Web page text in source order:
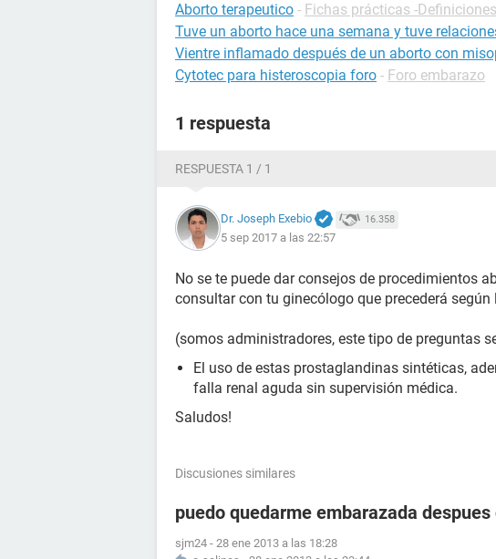
Aborto terapeutico - Fichas prácticas -Definiciones
Tuve un aborto hace una semana y tuve
Vientre inflamado después de un aborto con
Cytotec para histeroscopia foro - Foro embarazo
1 respuesta
RESPUESTA 1 / 1
Dr. Joseph Exebio 16.358
5 sep 2017 a las 22:57
No se te puede dar consejos de procedimientos
consultar con tu ginecólogo que precederá
(somos administradores, este tipo de preguntas
El uso de estas prostaglandinas sintéticas,
falla renal aguda sin supervisión médica.
Saludos!
Discusiones similares
puedo quedarme embarazada
sjm24 - 28 ene 2013 a las 18:28